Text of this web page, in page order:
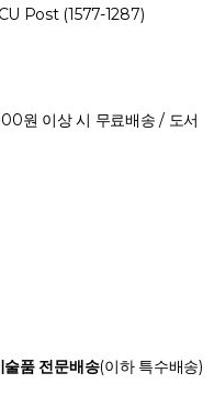
Post (1577-1287)
원 이상 시 무료배송 / 도서
술품 전문배송(이하 특수배송)